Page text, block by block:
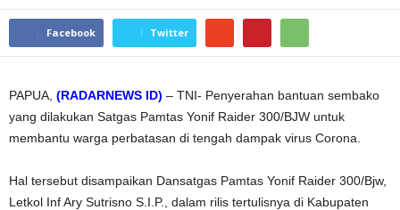
Facebook Twitter
PAPUA, (RADARNEWS ID) – TNI- Penyerahan bantuan sembako
yang dilakukan Satgas Pamtas Yonif Raider 300/BJW untuk
membantu warga perbatasan di tengah dampak virus Corona.
Hal tersebut disampaikan Dansatgas Pamtas Yonif Raider 300/Bjw,
Letkol Inf Ary Sutrisno S.I.P., dalam rilis tertulisnya di Kabupaten